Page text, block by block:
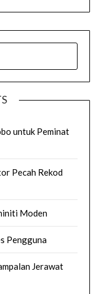
untuk Peminat
Pecah Rekod
Moden
Pengguna
Jerawat